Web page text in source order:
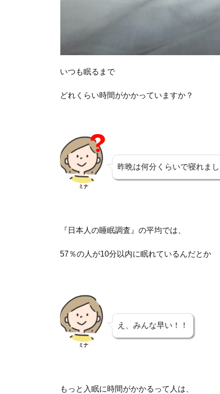
いつも眠るまで
どれくらい時間がかかっていますか？
ミナ
昨晩は何分くらいで寝れま
『日本人の睡眠調査』の平均では、
57％の人が10分以内に眠れているんだとか
ミナ
え、みんな早い！！
もっと入眠に時間がかかるって人は、